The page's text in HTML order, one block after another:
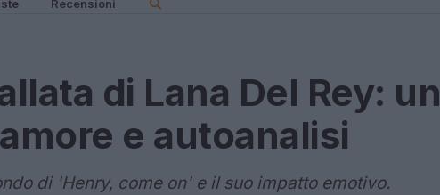
Recensioni
di Lana Del Rey: un
e autoanalisi
di 'Henry, come on' e il suo impatto emotivo.